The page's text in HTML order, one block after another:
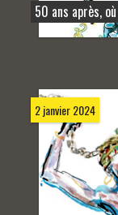
50 ans après,
2 janvier 2024